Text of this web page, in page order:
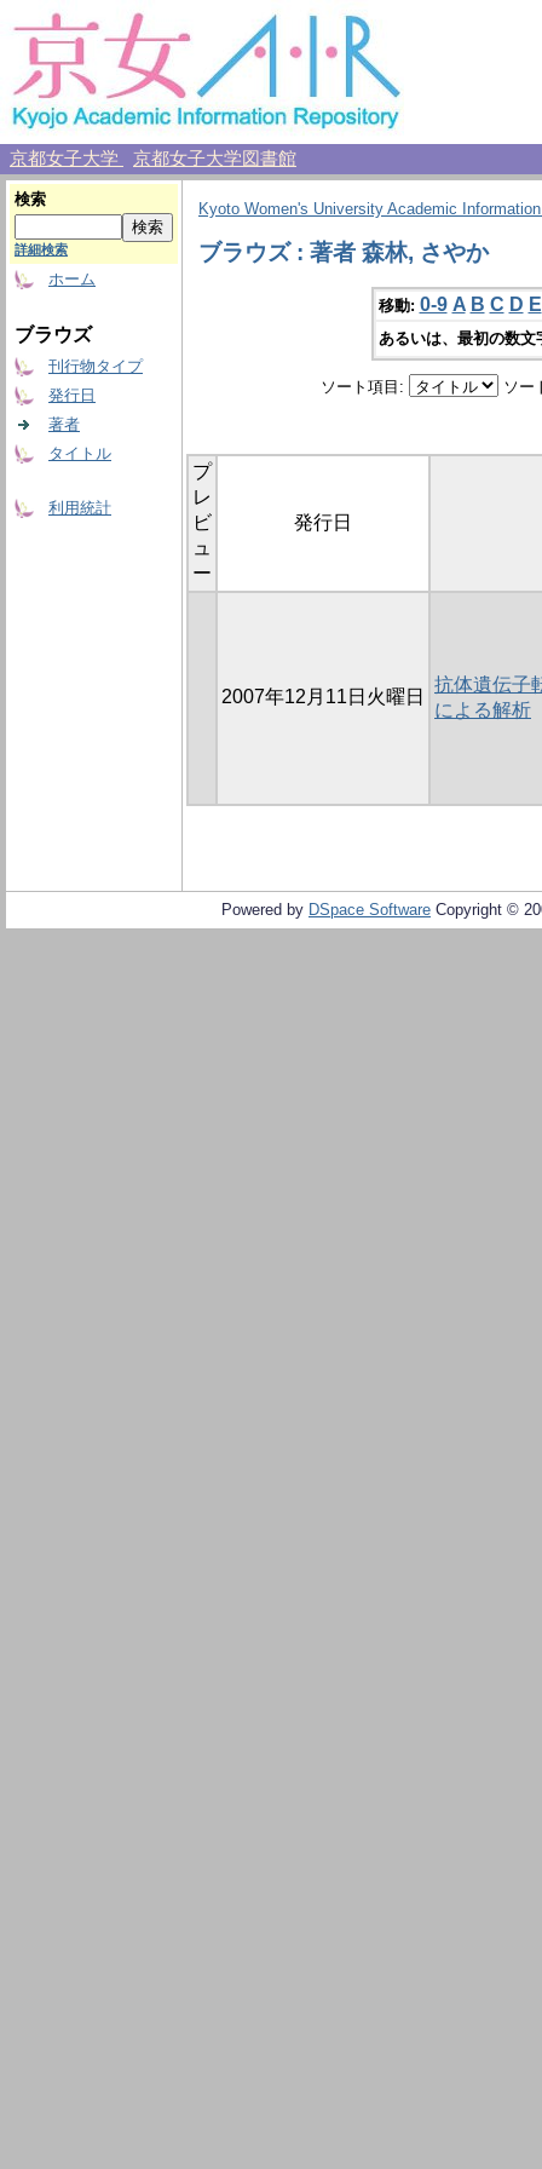
京都女子大学 京都女子大学図書館
検索
詳細検索
ホーム
ブラウズ
刊行物タイプ
発行日
著者
タイトル
利用統計
Kyoto Women's University Academic
ブラウズ : 著者 森林, さやか
移動: 0-9 A B C D E
あるいは、最初の数
ソート項目: ソー
プ
レ
ビ
ュ
ー
発行日
2007年12月11日火曜日
抗体遺伝子
による解析
Powered by DSpace Software Copyright ©